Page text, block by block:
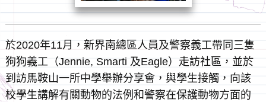
於2020年11月，新界南總區人員及警察義工帶同三隻
狗狗義工（Jennie, Smarti 及Eagle）走訪社區，並於
到訪馬鞍山一所中學舉辦分享會，與學生接觸，向該
校學生講解有關動物的法例和警察在保護動物方面的